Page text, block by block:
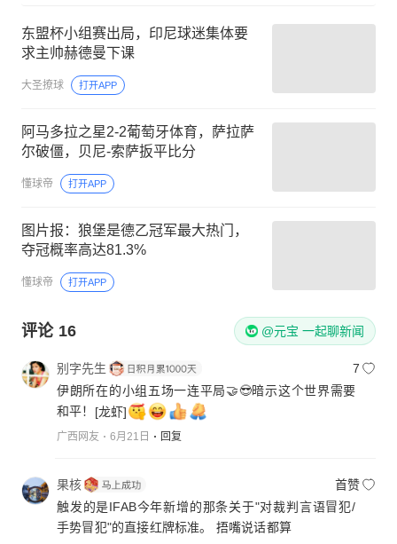
东盟杯小组赛出局，印尼球迷集体要
求主帅赫德曼下课
大圣撩球 打开APP
阿马多拉之星2-2葡萄牙体育，萨拉萨
尔破僵，贝尼-索萨扳平比分
懂球帝 打开APP
图片报：狼堡是德乙冠军最大热门，
夺冠概率高达81.3%
懂球帝 打开APP
评论 16 @元宝 一起聊新闻
别字先生
7
伊朗所在的小组五场一连平局🤝😎暗示这个世界需要
和平！ [龙虾]
广西网友 6月21日 回复
果核
首赞
触发的是IFAB今年新增的那条关于"对裁判言语冒犯/
手势冒犯"的直接红牌标准。 捂嘴说话都算